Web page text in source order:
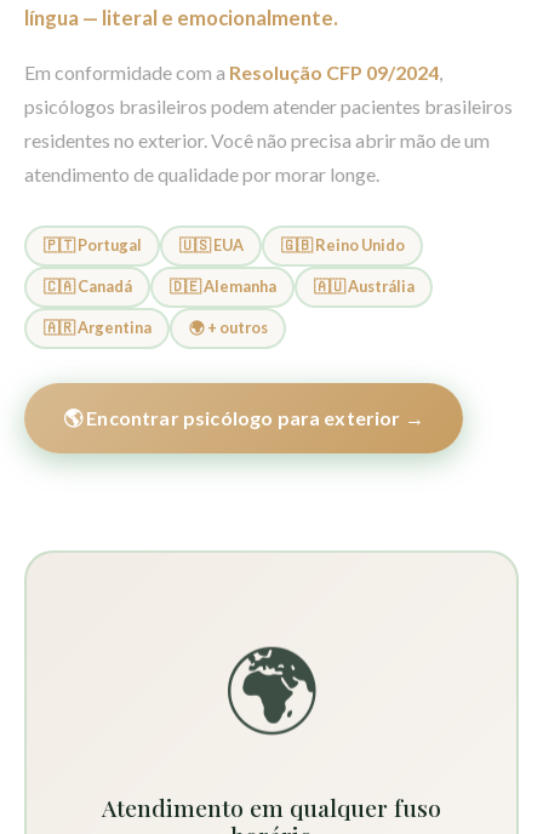
língua — literal e emocionalmente.
Em conformidade com a Resolução CFP 09/2024,
psicólogos brasileiros podem atender pacientes brasileiros
residentes no exterior. Você não precisa abrir mão de um
atendimento de qualidade por morar longe.
🇵🇹 Portugal 🇺🇸 EUA 🇬🇧 Reino Unido
🇨🇦 Canadá 🇩🇪 Alemanha 🇦🇺 Austrália
🇦🇷 Argentina 🌍 + outros
🌎 Encontrar psicólogo para exterior →
🌍
Atendimento em qualquer fuso